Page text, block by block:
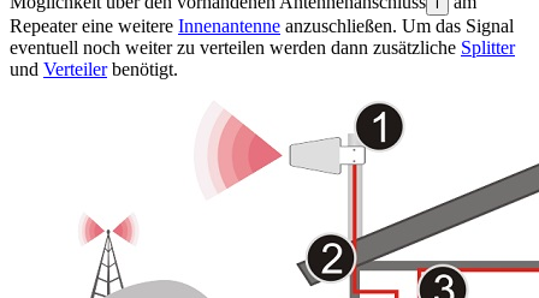
Repeater eine weitere Innenantenne anzuschließen. Um das Signal
eventuell noch weiter zu verteilen werden dann zusätzliche Splitter
und Verteilerbenötigt.